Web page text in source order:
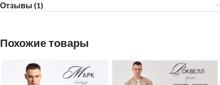
Отзывы (1)
Похожие товары